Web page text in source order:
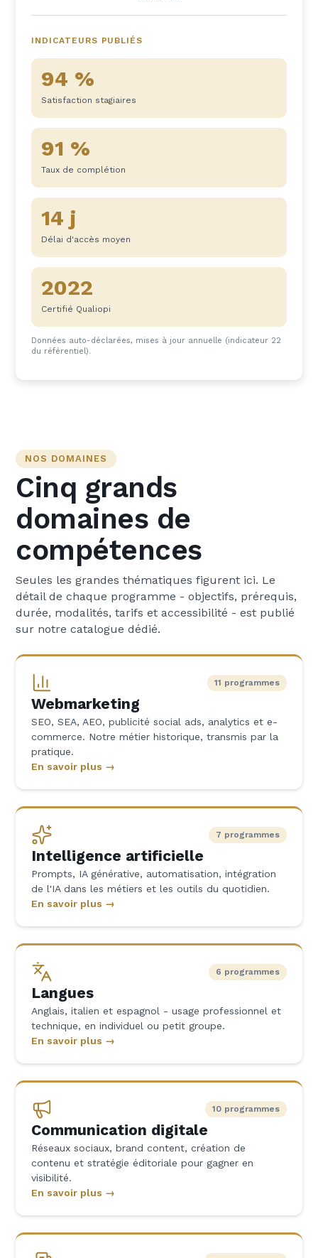
INDICATEURS PUBLIÉS
94 %
Satisfaction stagiaires
91 %
Taux de complétion
14 j
Délai d'accès moyen
2022
Certifié Qualiopi
Données auto-déclarées, mises à jour annuelle (indicateur 22
du référentiel).
NOS DOMAINES
Cinq grands
domaines de
compétences
Seules les grandes thématiques figurent ici. Le
détail de chaque programme - objectifs, prérequis,
durée, modalités, tarifs et accessibilité - est publié
sur notre catalogue dédié.
11 programmes
Webmarketing
SEO, SEA, AEO, publicité social ads, analytics et e-
commerce. Notre métier historique, transmis par la
pratique.
En savoir plus →
7 programmes
Intelligence artificielle
Prompts, IA générative, automatisation, intégration
de l'IA dans les métiers et les outils du quotidien.
En savoir plus →
6 programmes
Langues
Anglais, italien et espagnol - usage professionnel et
technique, en individuel ou petit groupe.
En savoir plus →
10 programmes
Communication digitale
Réseaux sociaux, brand content, création de
contenu et stratégie éditoriale pour gagner en
visibilité.
En savoir plus →